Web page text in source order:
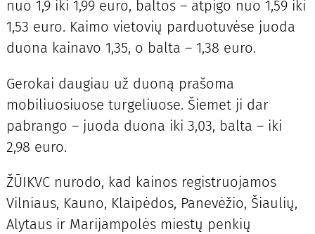
nuo 1,9 iki 1,99 euro, baltos – atpigo nuo 1,59 iki
1,53 euro. Kaimo vietovių parduotuvėse juoda
duona kainavo 1,35, o balta – 1,38 euro.
Gerokai daugiau už duoną prašoma
mobiliuosiuose turgeliuose. Šiemet ji dar
pabrango – juoda duona iki 3,03, balta – iki
2,98 euro.
ŽŪIKVC nurodo, kad kainos registruojamos
Vilniaus, Kauno, Klaipėdos, Panevėžio, Šiaulių,
Alytaus ir Marijampolės miestų penkių